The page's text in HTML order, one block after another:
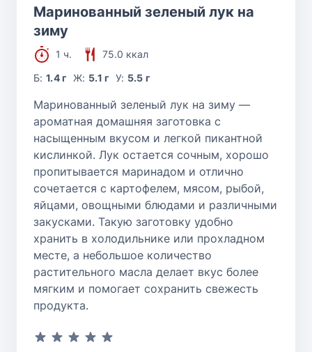
Маринованный зеленый лук на
зиму
1 ч.
75.0 ккал
Б:1.4 г Ж: 5.1 г У: 5.5 г
Маринованный зеленый лук на зиму —
ароматная домашняя заготовка с
насыщенным вкусом и легкой пикантной
кислинкой. Лук остается сочным, хорошо
пропитывается маринадом и отлично
сочетается с картофелем, мясом, рыбой,
яйцами, овощными блюдами и различными
закусками. Такую заготовку удобно
хранить в холодильнике или прохладном
месте, а небольшое количество
растительного масла делает вкус более
мягким и помогает сохранить свежесть
продукта.